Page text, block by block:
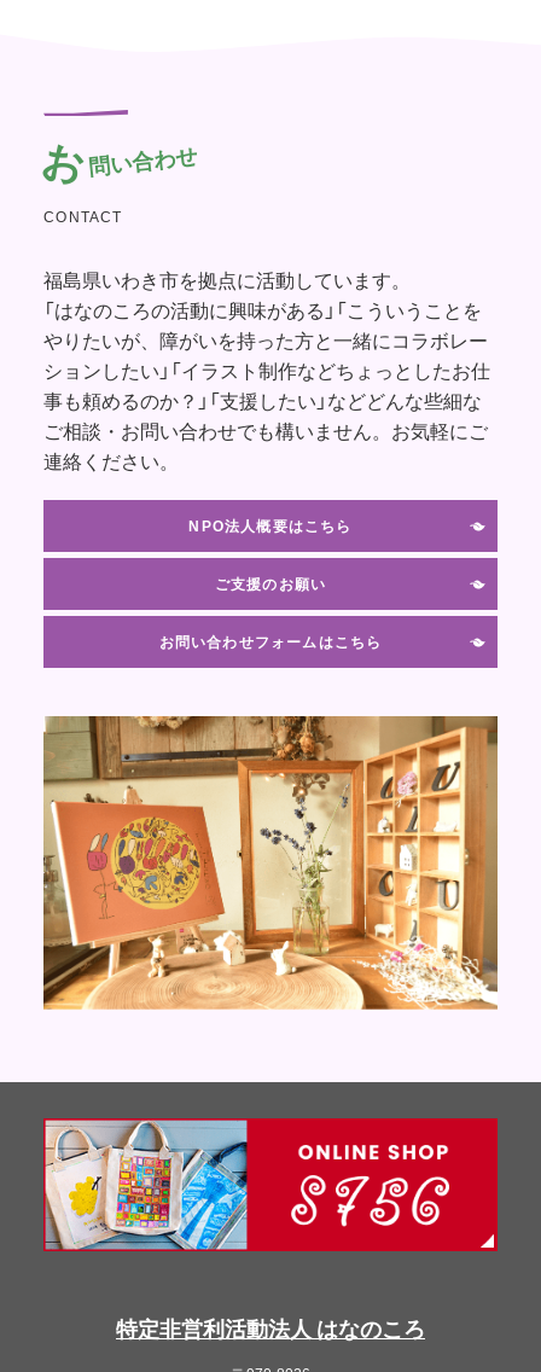
お問い合わせ
CONTACT
福島県いわき市を拠点に活動しています。
「はなのころの活動に興味がある」「こういうことを
やりたいが、障がいを持った方と一緒にコラボレー
ションしたい」「イラスト制作などちょっとしたお仕
事も頼めるのか？」「支援したい」などどんな些細な
ご相談・お問い合わせでも構いません。お気軽にご
連絡ください。
NPO法人概要はこちら
ご支援のお願い
お問い合わせフォームはこちら
特定非営利活動法人 はなのころ